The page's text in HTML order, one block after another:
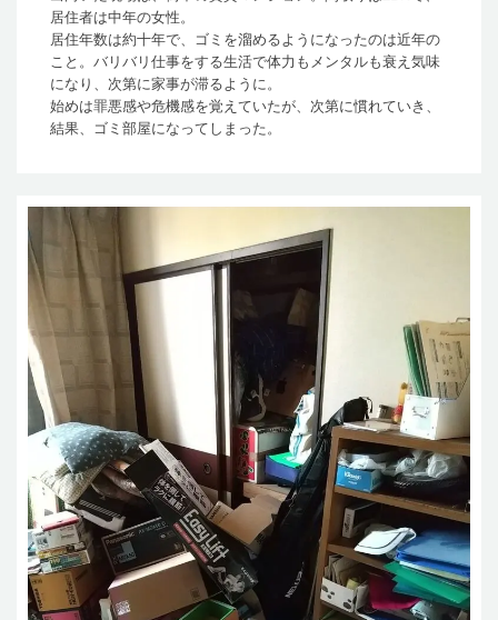
居住者は中年の女性。
居住年数は約十年で、ゴミを溜めるようになったのは近年の
こと。バリバリ仕事をする生活で体力もメンタルも衰え気味
になり、次第に家事が滞るように。
始めは罪悪感や危機感を覚えていたが、次第に慣れていき、
結果、ゴミ部屋になってしまった。